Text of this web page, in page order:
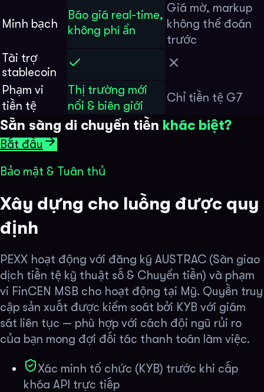
Minh bạch
Báo giá real-time,
không phí ẩn
Giá mờ, markup
không thể đoán
trước
Tài trợ
stablecoin
Phạm vi
tiền tệ
Thị trường mới
nổi & biên giới
Chỉ tiền tệ G7
Sẵn sàng di chuyển tiền khác biệt?
Bắt đầu
Bảo mật & Tuân thủ
Xây dựng cho luồng được quy
định
PEXX hoạt động với đăng ký AUSTRAC (Sàn giao
dịch tiền tệ kỹ thuật số & Chuyển tiền) và phạm
vi FinCEN MSB cho hoạt động tại Mỹ. Quyền truy
cập sản xuất được kiểm soát bởi KYB với giám
sát liên tục — phù hợp với cách đội ngũ rủi ro
của bạn mong đợi đối tác thanh toán làm việc.
Xác minh tổ chức (KYB) trước khi cấp
khóa API trực tiếp